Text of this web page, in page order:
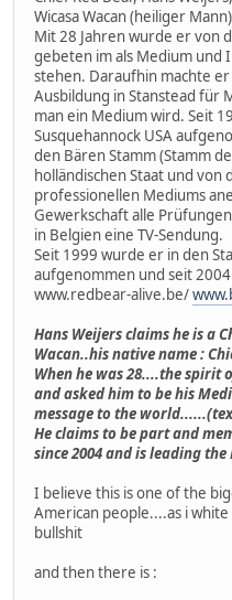
Wicasa Wacan (heiliger
Mit 28 Jahren wurde er von
gebeten im als Medium und
stehen. Daraufhin machte
Ausbildung in Stanstead für
man ein Medium wird. Seit
Susquehannock USA
den Bären Stamm (Stamm
holländischen Staat und
professionellen Mediums
Gewerkschaft alle
in Belgien eine TV-Sendung.
Seit 1999 wurde er in den
aufgenommen und seit
www.redbear-alive.be/
Hans Weijers claims he is a
Wacan..his native name :
When he was 28....the spirit
and asked him to be his
message to the
He claims to be part and
since 2004 and is leading the
I believe this is one of the
American people....as i
bullshit
and then there is :